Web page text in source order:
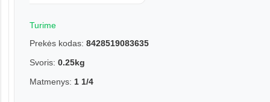
Turime
Prekės kodas: 8428519083635
Svoris: 0.25kg
Matmenys: 1 1/4